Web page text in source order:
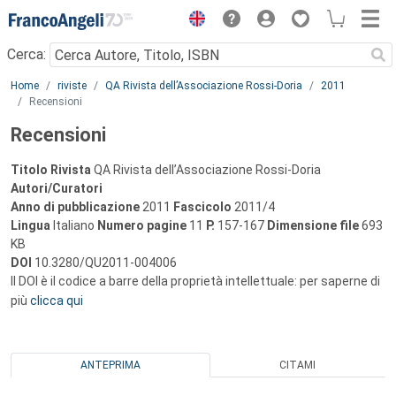
Menu
Cerca:
Main content
Home riviste QA Rivista dell’Associazione Rossi-Doria
2011
Recensioni
Recensioni
Titolo Rivista QA Rivista dell’Associazione Rossi-Doria
Autori/Curatori
Anno di pubblicazione 2011 Fascicolo 2011/4
Lingua Italiano Numero pagine 11 P. 157-167 Dimensione file693
KB
DOI 10.3280/QU2011-004006
Il DOI è il codice a barre della proprietà intellettuale: per saperne di
più clicca qui
ANTEPRIMA CITAMI